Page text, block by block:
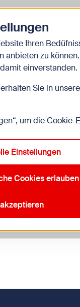
“Kinder”
Fünfhaus
Ihren
anbieten zu
einverstanden.
Sie in
um die Cookie-
Einstellungen
Cookies erlauben